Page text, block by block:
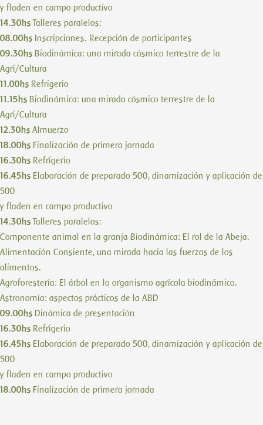
y fladen en campo productivo
14.30hsTalleres paralelos:
08.00hs Inscripciones. Recepción de participantes
09.30hs Biodinámica: una mirada cósmico terrestre de la
Agri/Cultura
11.00hs Refrigerio
11.15hs Biodinámica: una mirada cósmico terrestre de la
Agri/Cultura
12.30hs Almuerzo
18.00hs Finalización de primera jornada
16.30hs Refrigerio
16.45hs Elaboración de preparado 500, dinamización y aplicación de
500
y fladen en campo productivo
14.30hsTalleres paralelos:
Componente animal en la granja Biodinámica: El rol de la Abeja.
Alimentación Consiente, una mirada hacia las fuerzas de los
alimentos.
Agroforestería: El árbol en lo organismo agrícola biodinámico.
Astronomía: aspectos prácticos de la ABD
09.00hs Dinámica de presentación
16.30hs Refrigerio
16.45hs Elaboración de preparado 500, dinamización y aplicación de
500
y fladen en campo productivo
18.00hs Finalización de primera jornada